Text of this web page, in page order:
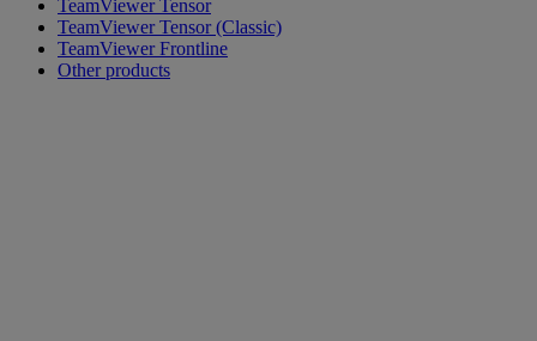
TeamViewer Tensor
TeamViewer Tensor (Classic)
TeamViewer Frontline
Other products